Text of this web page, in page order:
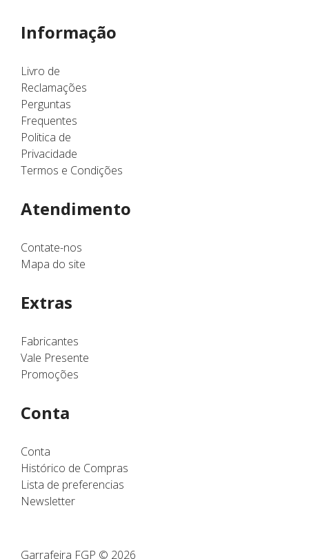
Informação
Livro de
Reclamações
Perguntas
Frequentes
Politica de
Privacidade
Termos e Condições
Atendimento
Contate-nos
Mapa do site
Extras
Fabricantes
Vale Presente
Promoções
Conta
Conta
Histórico de Compras
Lista de preferencias
Newsletter
Garrafeira FGP © 2026